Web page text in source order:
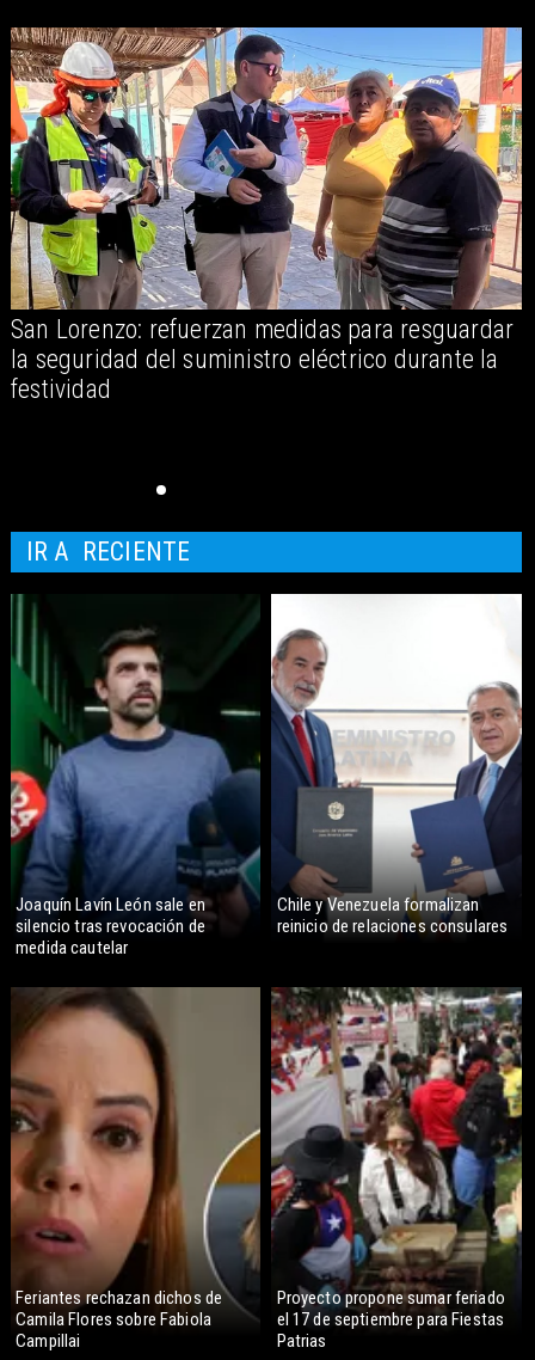
San Lorenzo: refuerzan medidas para resguardar
la seguridad del suministro eléctrico durante la
festividad
Joaquín Lavín León sale en
silencio tras revocación de
medida cautelar
Chile y Venezuela formalizan
reinicio de relaciones consulares
Feriantes rechazan dichos de
Camila Flores sobre Fabiola
Campillai
Proyecto propone sumar feriado
el 17 de septiembre para Fiestas
Patrias
IR A RECIENTE